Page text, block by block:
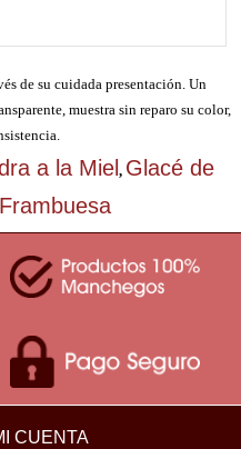
de su cuidada presentación. Un
muestra sin reparo su color,
a la Miel , Glacé de
CUENTA